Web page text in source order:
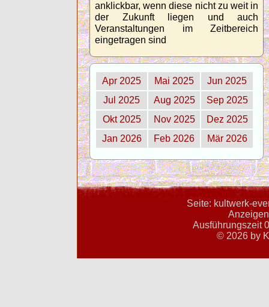
anklickbar, wenn diese nicht zu weit in
der Zukunft liegen und auch
Veranstaltungen im Zeitbereich
eingetragen sind
Apr 2025 Mai 2025
Jun 2025
Jul 2025
Aug 2025
Sep 2025
Okt 2025
Nov 2025
Dez 2025
Jan 2026
Feb 2026 Mär 2026
Seite: kultwerk-
Ausführungszeit
© 2026 by